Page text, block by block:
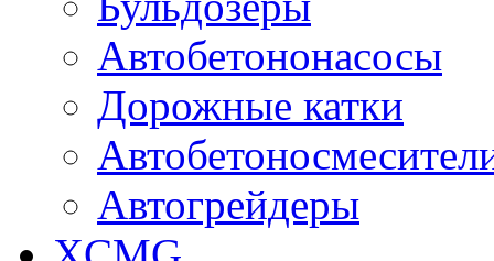
Автобетононасосы
Дорожные катки
Автогрейдеры